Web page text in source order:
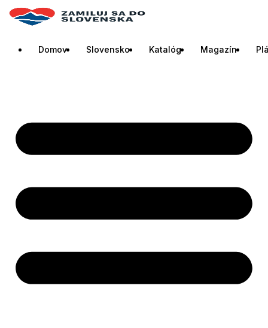
Domov Slovensko Katalóg Magazín